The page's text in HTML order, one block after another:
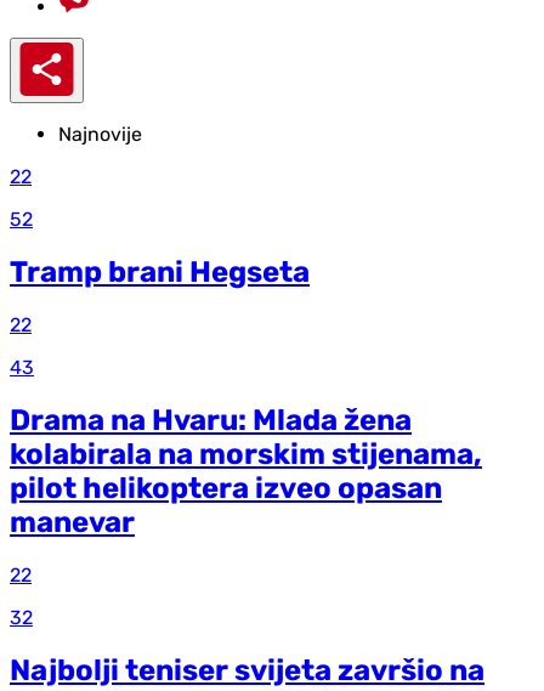
Najnovije
22
52
Tramp brani Hegseta
22
43
Drama na Hvaru: Mlada žena
kolabirala na morskim stijenama,
pilot helikoptera izveo opasan
manevar
22
32
Najbolji teniser svijeta završio na